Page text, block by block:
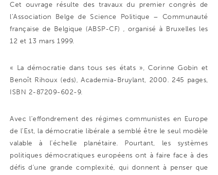
Cet ouvrage résulte des travaux du premier congrès de
l’Association Belge de Science Politique – Communauté
française de Belgique (ABSP-CF) , organisé à Bruxelles les
12 et 13 mars 1999.
« La démocratie dans tous ses états », Corinne Gobin et
Benoît Rihoux (eds), Academia-Bruylant, 2000. 245 pages,
ISBN 2-87209-602-9.
Avec l’effondrement des régimes communistes en Europe
de l’Est, la démocratie libérale a semblé être le seul modèle
valable à l’échelle planétaire. Pourtant, les systèmes
politiques démocratiques européens ont à faire face à des
défis d’une grande complexité, qui donnent à penser que